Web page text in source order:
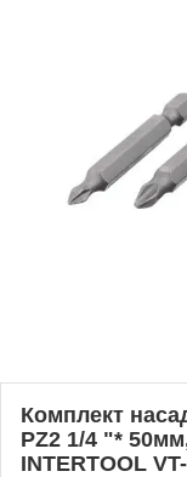
Комплект
PZ2 1/4 "*
INTERTOOL